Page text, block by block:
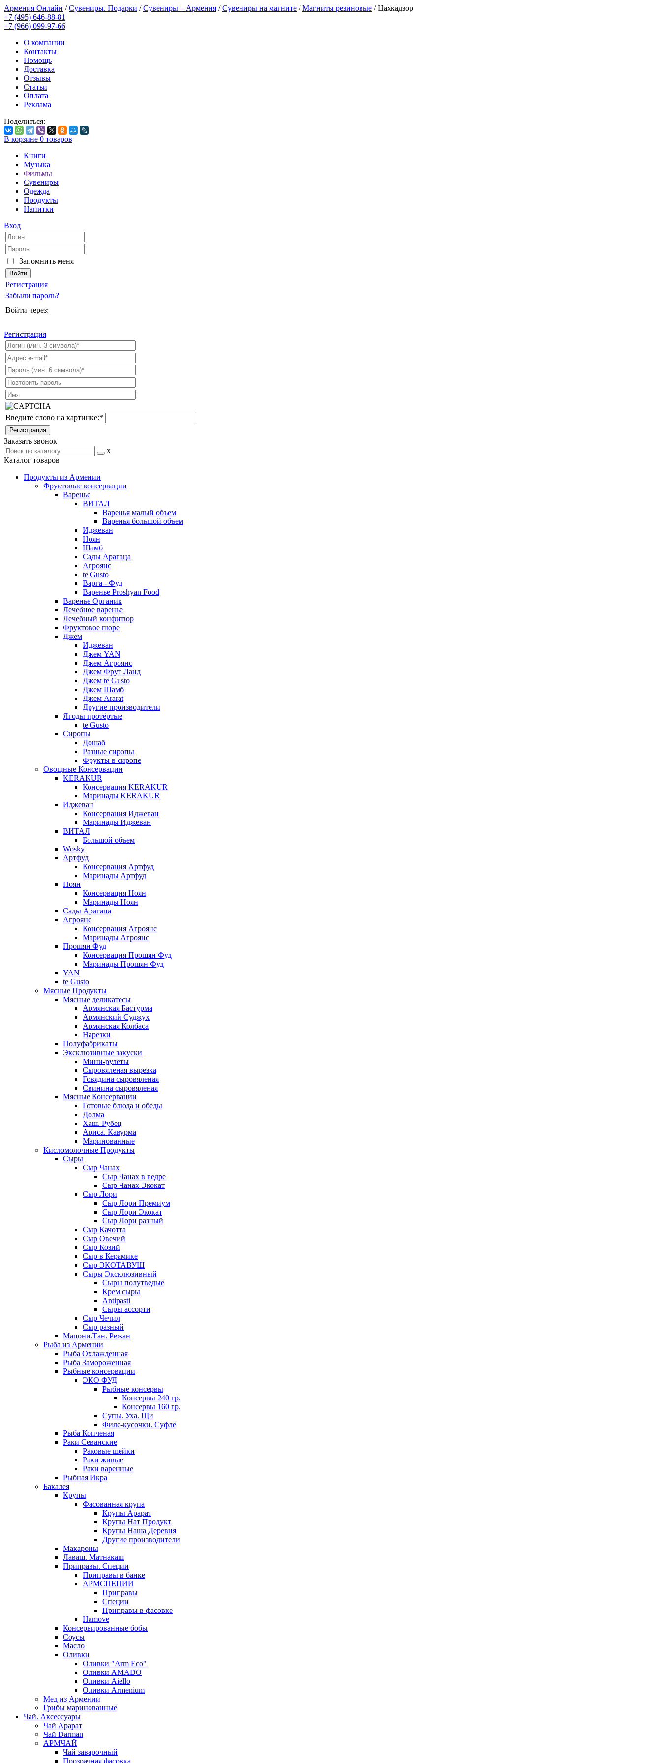
Армения Онлайн /Сувениры. Подарки /Сувениры – Армения /Сувениры на магните /Магниты резиновые /Цахкадзор
+7 (495) 646-88-81
+7 (966) 099-97-66
О компании
Контакты
Помощь
Доставка
Отзывы
Статьи
Оплата
Реклама
Поделиться:
В корзине 0 товаров
Книги
Музыка
Фильмы
Сувениры
Одежда
Продукты
Напитки
Вход
Запомнить меня
Регистрация
Забыли пароль?
Войти через:
Регистрация
Введите слово на картинке:*
Заказать звонок
x
Каталог товаров
Продукты из Армении
Фруктовые консервации
Варенье
ВИТАЛ
Варенья малый объем
Варенья большой объем
Иджеван
Ноян
Шамб
Сады Арагаца
Агроянс
te Gusto
Варга - Фуд
Варенье Proshyan Food
Варенье Органик
Лечебное варенье
Лечебный конфитюр
Фруктовое пюре
Джем
Иджеван
Джем YAN
Джем Агроянс
Джем Фрут Ланд
Джем te Gusto
Джем Шамб
Джем Ararat
Другие производители
Ягоды протёртые
te Gusto
Сиропы
Дошаб
Разные сиропы
Фрукты в сиропе
Овощные Консервации
KERAKUR
Консервация KERAKUR
Маринады KERAKUR
Иджеван
Консервация Иджеван
Маринады Иджеван
ВИТАЛ
Большой объем
Wosky
Артфуд
Консервация Артфуд
Маринады Артфуд
Ноян
Консервация Ноян
Маринады Ноян
Сады Арагаца
Агроянс
Консервация Агроянс
Маринады Агроянс
Прошян Фуд
Консервация Прошян Фуд
Маринады Прошян Фуд
YAN
te Gusto
Мясные Продукты
Мясные деликатесы
Армянская Бастурма
Армянский Суджух
Армянская Колбаса
Нарезки
Полуфабрикаты
Эксклюзивные закуски
Мини-рулеты
Сыровяленая вырезка
Говядина сыровяленая
Свинина сыровяленая
Мясные Консервации
Готовые блюда и обеды
Долма
Хаш. Рубец
Ариса. Кавурма
Маринованные
Кисломолочные Продукты
Сыры
Сыр Чанах
Сыр Чанах в ведре
Сыр Чанах Экокат
Сыр Лори
Сыр Лори Премиум
Сыр Лори Экокат
Сыр Лори разный
Сыр Качотта
Сыр Овечий
Сыр Козий
Сыр в Керамике
Сыр ЭКОТАВУШ
Сыры Эксклюзивный
Сыры полутведые
Крем сыры
Antipasti
Сыры ассорти
Сыр Чечил
Сыр разный
Мацони.Тан. Режан
Рыба из Армении
Рыба Охлажденная
Рыба Замороженная
Рыбные консервации
ЭКО ФУД
Рыбные консервы
Консервы 240 гр.
Консервы 160 гр.
Супы. Уха. Щи
Филе-кусочки. Суфле
Рыба Копченая
Раки Севанские
Раковые шейки
Раки живые
Раки варенные
Рыбная Икра
Бакалея
Крупы
Фасованная крупа
Крупы Арарат
Крупы Нат Продукт
Крупы Наша Деревня
Другие производители
Макароны
Лаваш. Матнакаш
Приправы. Специи
Приправы в банке
АРМСПЕЦИИ
Приправы
Специи
Приправы в фасовке
Hamove
Консервированные бобы
Соусы
Масло
Оливки
Оливки "Arm Eco"
Оливки AMADO
Оливки Aiello
Оливки Armenium
Мед из Армении
Грибы маринованные
Чай. Аксессуары
Чай Арарат
Чай Darman
АРМЧАЙ
Чай заварочный
Прозрачная фасовка